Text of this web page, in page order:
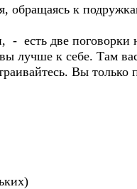
обращаясь к
есть две поговорки
лучше к себе. Там вас
Вы